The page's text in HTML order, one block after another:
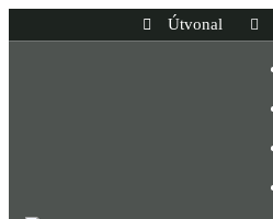
Útvonal